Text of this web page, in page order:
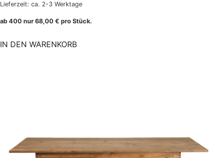
Lieferzeit: ca. 2-3 Werktage
ab 400 nur 68,00 € pro Stück.
IN DEN WARENKORB